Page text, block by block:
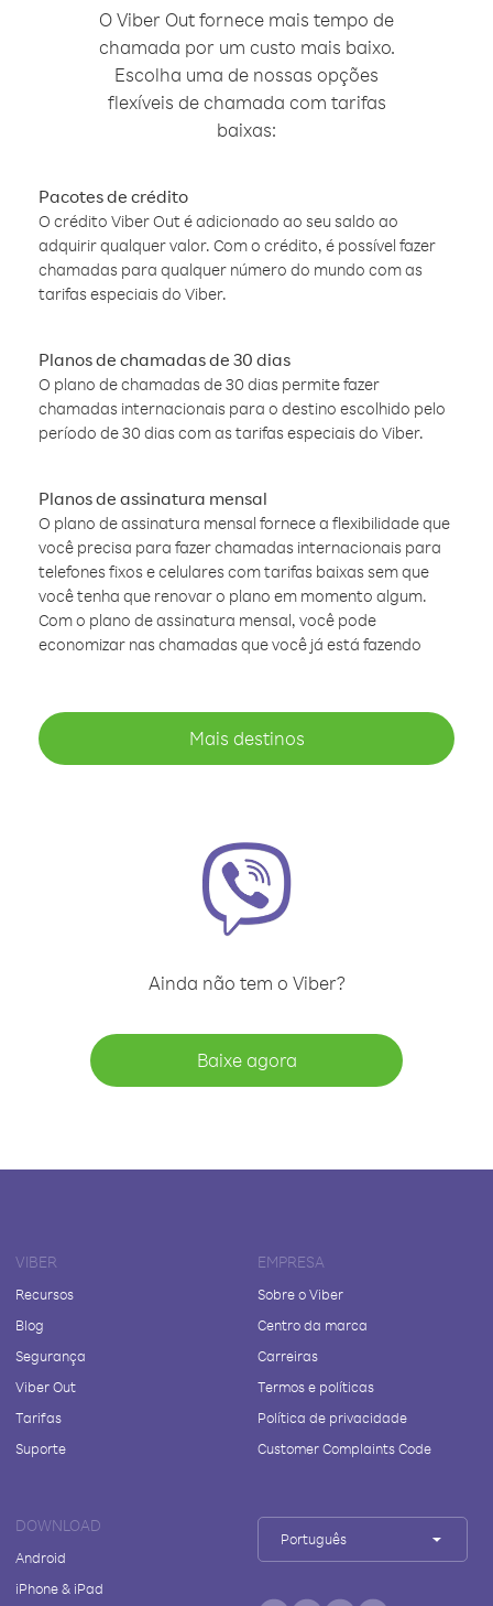
O Viber Out fornece mais tempo de
chamada por um custo mais baixo.
Escolha uma de nossas opções
flexíveis de chamada com tarifas
baixas:
Pacotes de crédito
O crédito Viber Out é adicionado ao seu saldo ao
adquirir qualquer valor. Com o crédito, é possível fazer
chamadas para qualquer número do mundo com as
tarifas especiais do Viber.
Planos de chamadas de 30 dias
O plano de chamadas de 30 dias permite fazer
chamadas internacionais para o destino escolhido pelo
período de 30 dias com as tarifas especiais do Viber.
Planos de assinatura mensal
O plano de assinatura mensal fornece a flexibilidade que
você precisa para fazer chamadas internacionais para
telefones fixos e celulares com tarifas baixas sem que
você tenha que renovar o plano em momento algum.
Com o plano de assinatura mensal, você pode
economizar nas chamadas que você já está fazendo
Mais destinos
Ainda não tem o Viber?
Baixe agora
VIBER
Recursos
Blog
Segurança
Viber Out
Tarifas
Suporte
EMPRESA
Sobre o Viber
Centro da marca
Carreiras
Termos e políticas
Política de privacidade
Customer Complaints Code
DOWNLOAD
Android
iPhone & iPad
Português